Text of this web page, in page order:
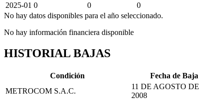
2025-01 0 0
0
No hay datos disponibles para el año seleccionado.
No hay información financiera disponible
HISTORIAL BAJAS
Condición
Fecha de Baja
METROCOM S.A.C.
11 DE AGOSTO DE
2008